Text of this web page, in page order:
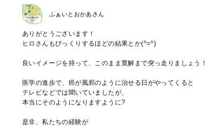
ふぁいとおかあさん
ありがとうございます！
ヒロさんもびっくりするほどの結果とか(^○^)
良いイメージを持って、このまま寛解まで突っ走りましょう！
医学の進歩で、癌が風邪のように治せる日がやってくると
テレビなどでは聞いていましたが、
本当にそのようになりますように?
是非、私たちの経験が